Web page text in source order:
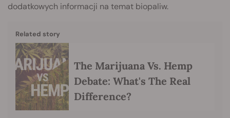
dodatkowych informacji na temat biopaliw.
Related story
The Marijuana Vs. Hemp
Debate: What's The Real
Difference?